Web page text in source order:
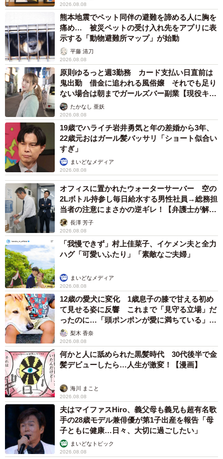
2026.08.08
熊本地震でペット同伴の避難を諦める人に胸を
痛め… 被災ペットの受け入れ先をアプリに表
示する「動物避難所マップ」が始動
平藤 清刀
2026.08.08
原則ゆるっと週3勤務 カード支払い日直前は
鬼出勤 借金に追われる風俗嬢 それでも足り
ない場合は朝までガールズバー副業【現役キャ
ストに取材】
たかなし 亜妖
2026.08.08
19歳でハライチ岩井勇気と年の差婚から3年、
22歳元おはガール髪バッサリ「ショート似合い
すぎ」
まいどなメディア
2026.08.08
オフィスに置かれたウォーターサーバー 空の
2Lボトル持参し毎日給水する男性社員→総務担
当者の注意にまさかの逆ギレ！【弁護士が解
説】長澤 芳子
2026.08.08
「我慢できず」村上佳菜子、イケメン夫と全力
ハグ「可愛いふたり」「素敵なご夫婦」
まいどなメディア
2026.08.08
12歳の愛犬に変化 1歳息子の膝で甘える初め
て見せる姿に反響 これまで「見守る立場」だ
ったのに…「頭ポンポンが愛に満ちている」
「尊…」
梨木 香奈
2026.08.08
何かと人に舐められた黒髪時代 30代後半で金
髪デビューしたら…人生が激変！【漫画】
海川 まこと
2026.08.08
夫はマイファスHiro、義父母も義兄も超有名歌
手の28歳モデル兼俳優が第1子出産を報告「母
子ともに健康…日々、大切に過ごしたい」
まいどなトピック
2026.08.08